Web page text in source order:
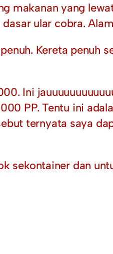
makanan yang
ular cobra.
Kereta penuh
Ini
PP. Tentu ini
ternyata saya
sekontainer dan